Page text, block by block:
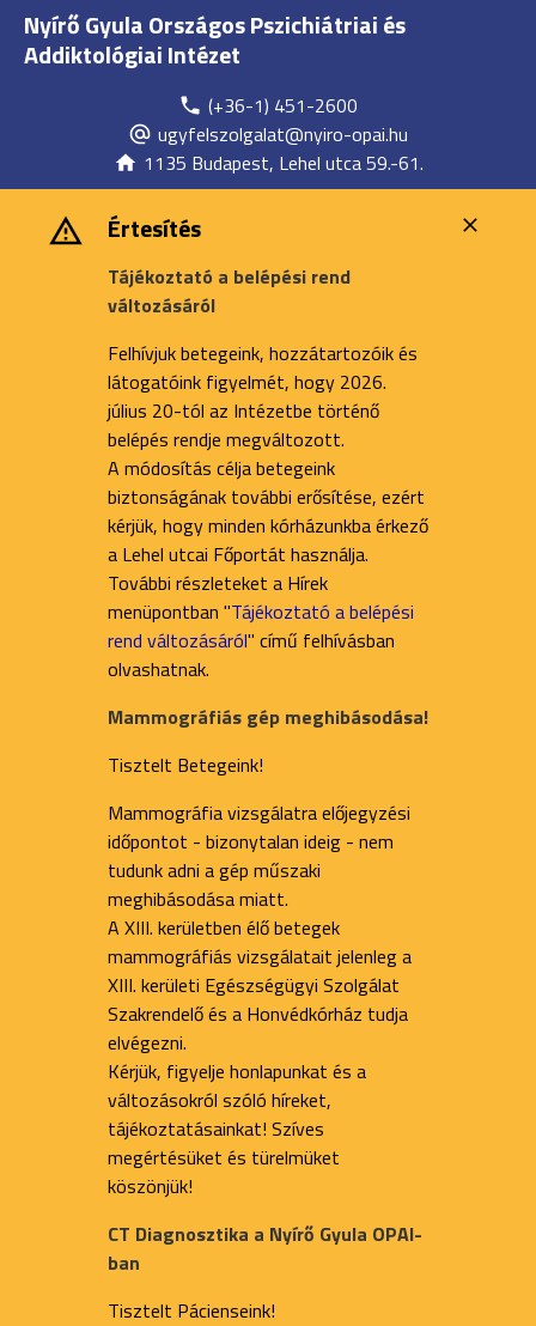
Nyírő Gyula Országos Pszichiátriai és
Addiktológiai Intézet
(+36-1) 451-2600
ugyfelszolgalat@nyiro-opai.hu
1135 Budapest, Lehel utca 59.-61.
Értesítés
Tájékoztató a belépési rend
változásáról
Felhívjuk betegeink, hozzátartozóik és
látogatóink figyelmét, hogy 2026.
július 20-tól az Intézetbe történő
belépés rendje megváltozott.
A módosítás célja betegeink
biztonságának további erősítése, ezért
kérjük, hogy minden kórházunkba érkező
a Lehel utcai Főportát használja.
További részleteket a Hírek
menüpontban "Tájékoztató a belépési
rend változásáról" című felhívásban
olvashatnak.
Mammográfiás gép meghibásodása!
Tisztelt Betegeink!
Mammográfia vizsgálatra előjegyzési
időpontot - bizonytalan ideig - nem
tudunk adni a gép műszaki
meghibásodása miatt.
A XIII. kerületben élő betegek
mammográfiás vizsgálatait jelenleg a
XIII. kerületi Egészségügyi Szolgálat
Szakrendelő és a Honvédkórház tudja
elvégezni.
Kérjük, figyelje honlapunkat és a
változásokról szóló híreket,
tájékoztatásainkat! Szíves
megértésüket és türelmüket
köszönjük!
CT Diagnosztika a Nyírő Gyula OPAI-
ban
Tisztelt Pácienseink!